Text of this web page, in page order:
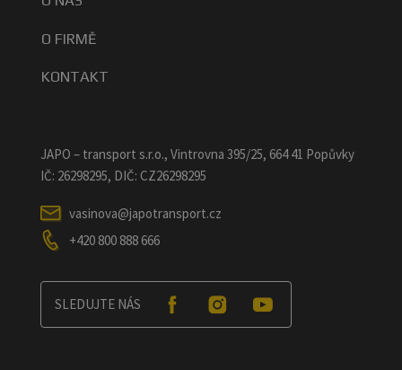
O FIRMĚ
KONTAKT
JAPO – transport s.r.o., Vintrovna 395/25, 664 41 Popůvky
IČ: 26298295, DIČ: CZ26298295
vasinova@japotransport.cz
+420 800 888 666
SLEDUJTE NÁS